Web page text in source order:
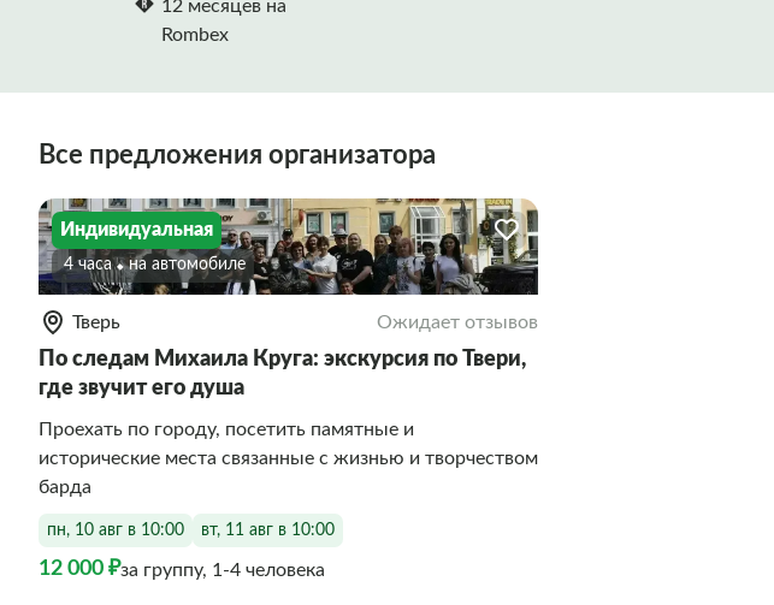
12 месяцев на
Rombex
Все предложения организатора
Индивидуальная
4 часа На автомобиле
Тверь Ожидает отзывов
По следам Михаила Круга: экскурсия по Твери,
где звучит его душа
Проехать по городу, посетить памятные и
исторические места связанные с жизнью и творчеством
барда
пн, 10 авг в 10:00 вт, 11 авг в 10:00
12 000 ₽за группу, 1-4 человека